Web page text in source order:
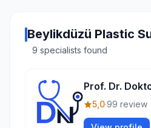
Beylikdüzü Plastic
9 specialists found
Prof. Dr.
5,0·99 review